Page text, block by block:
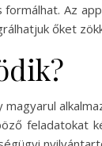
Az
őket
magyarul
feladatokat